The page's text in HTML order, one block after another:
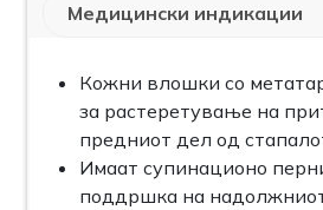
Медицински индикации
Кожни влошки со
за растеретување на
предниот дел од
Имаат супинационо
поддршка на